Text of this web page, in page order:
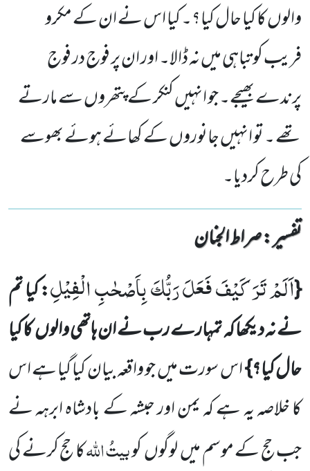
والوں کا کیا حال کیا؟۔ کیا اس نے ان کے مکرو
فریب کو تباہی میں نہ ڈالا۔ اور ان پر فوج در فوج
پرندے بھیجے۔ جو انہیں کنکر کے پتھروں سے مارتے
تھے ۔ تو انہیں جانوروں کے کھائے ہوئے بھوسے
کی طرح کردیا۔
تفسیر : ‎صراط الجنان
{اَلَمْ تَرَ كَیْفَ فَعَلَ رَبُّكَ بِاَصْحٰبِ الْفِیْلِ: کیاتم
نے نہ دیکھا کہ تمہارے رب نے ان ہاتھی والوںکا کیا
حال کیا؟}اس سورت میںجو واقعہ بیان کیا گیا ہے اس
کا خلاصہ یہ ہے کہ یمن اور حبشہ کے بادشاہ ابرہہ نے
جب حج کے موسم میںلوگوںکوبیتُاللّٰہکا حج کرنے کی